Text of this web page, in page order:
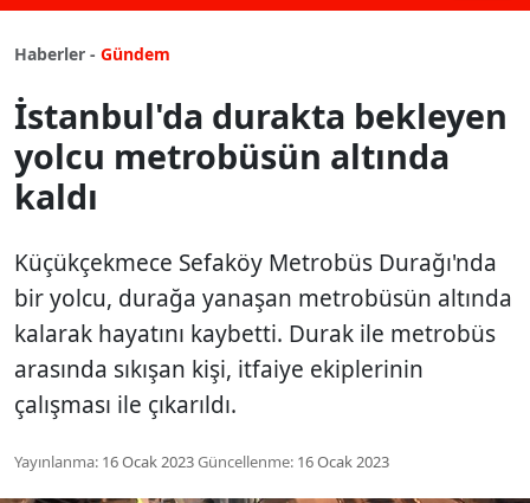
Haberler - Gündem
İstanbul'da durakta bekleyen
yolcu metrobüsün altında
kaldı
Küçükçekmece Sefaköy Metrobüs Durağı'nda
bir yolcu, durağa yanaşan metrobüsün altında
kalarak hayatını kaybetti. Durak ile metrobüs
arasında sıkışan kişi, itfaiye ekiplerinin
çalışması ile çıkarıldı.
Yayınlanma: 16 Ocak 2023Güncellenme: 16 Ocak 2023